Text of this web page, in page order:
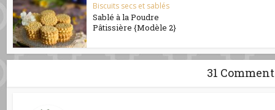
Biscuits secs et sablés
Sablé à la Poudre
Pâtissière {Modèle 2}
31